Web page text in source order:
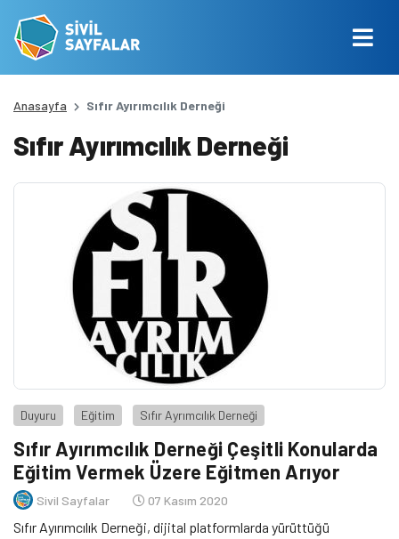
Anasayfa Sıfır Ayırımcılık Derneği
Sıfır Ayırımcılık Derneği
Duyuru Eğitim Sıfır Ayrımcılık Derneği
Sıfır Ayırımcılık Derneği Çeşitli Konularda
Eğitim Vermek Üzere Eğitmen Arıyor
Sivil Sayfalar 07 Kasım 2020
Sıfır Ayırımcılık Derneği, dijital platformlarda yürüttüğü